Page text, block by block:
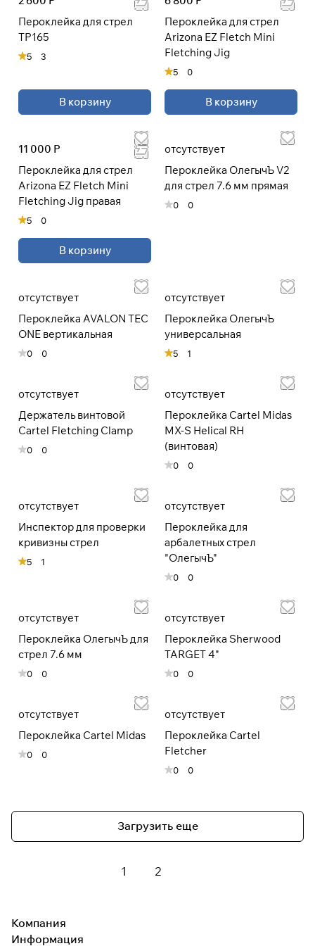
Пероклейка для стрел
TP165
5 3
В корзину
Пероклейка для стрел
Arizona EZ Fletch Mini
Fletching Jig
5 0
В корзину
11 000 Р
Пероклейка для стрел
Arizona EZ Fletch Mini
Fletching Jig правая
5 0
В корзину
отсутствует
Пероклейка ОлегычЪ V2
для стрел 7.6 мм прямая
0 0
отсутствует
Пероклейка AVALON TEC
ONE вертикальная
0 0
отсутствует
Пероклейка ОлегычЪ
универсальная
5 1
отсутствует
Держатель винтовой
Cartel Fletching Clamp
0 0
отсутствует
Пероклейка Сartel Midas
MX-S Helical RH
(винтовая)
0 0
отсутствует
Инспектор для проверки
кривизны стрел
5 1
отсутствует
Пероклейка для
арбалетных стрел
"ОлегычЪ"
0 0
отсутствует
Пероклейка ОлегычЪ для
стрел 7.6 мм
0 0
отсутствует
Пероклейка Sherwood
TARGET 4"
0 0
отсутствует
Пероклейка Сartel Midas
0 0
отсутствует
Пероклейка Cartel
Fletcher
0 0
Загрузить еще
1 2
раз в 2
недели
раз в 2 недели
Остались вопросы?
8 800 302-02-51
plait.ru
Компания
Информация